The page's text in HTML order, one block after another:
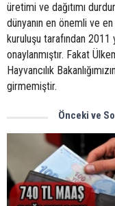
üretimi ve dağıtımı
dünyanın en önemli ve
kuruluşu tarafından 2011
onaylanmıştır. Fakat
Hayvancılık
girmemiştir.
Önceki ve